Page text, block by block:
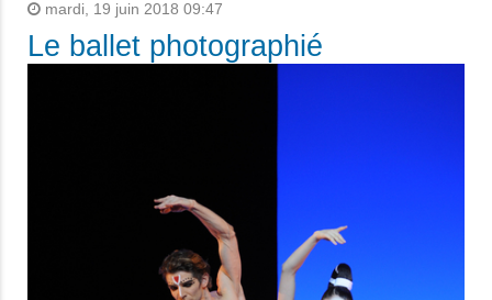
mardi, 19 juin 2018 09:47
Le ballet photographié